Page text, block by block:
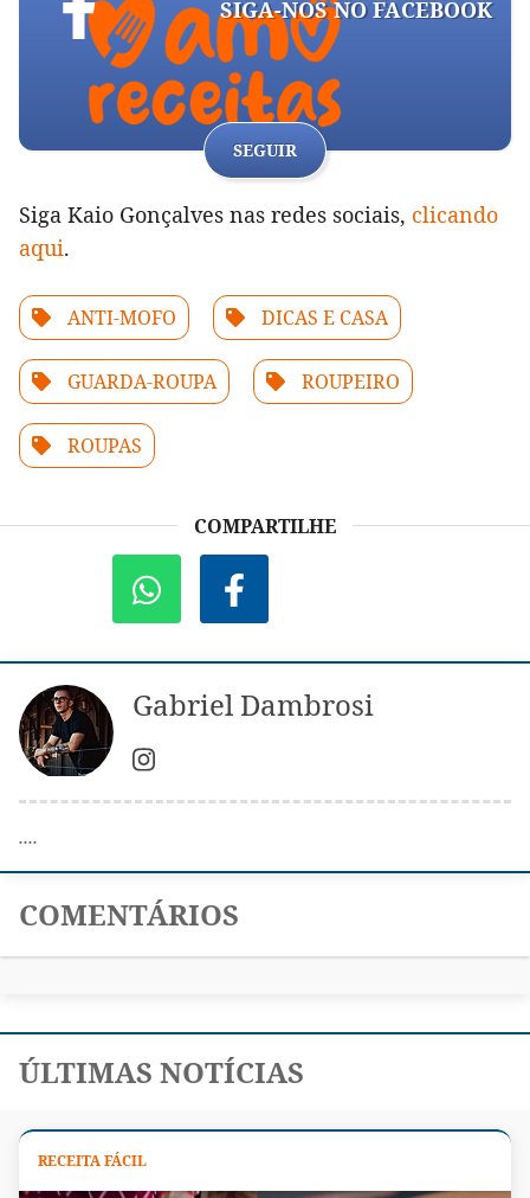
SIGA-NOS NO FACEBOOK
SEGUIR
Siga Kaio Gonçalves nas redes sociais, clicando
aqui.
ANTI-MOFO DICAS E CASA
GUARDA-ROUPA ROUPEIRO
ROUPAS
COMPARTILHE
Gabriel Dambrosi
....
COMENTÁRIOS
ÚLTIMAS NOTÍCIAS
RECEITA FÁCIL